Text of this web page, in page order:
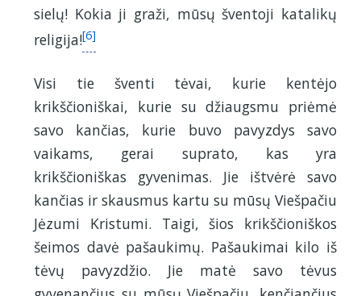
sielų! Kokia ji graži, mūsų šventoji katalikų
religija![6]
Visi tie šventi tėvai, kurie kentėjo
krikščioniškai, kurie su džiaugsmu priėmė
savo kančias, kurie buvo pavyzdys savo
vaikams, gerai suprato, kas yra
krikščioniškas gyvenimas. Jie ištvėrė savo
kančias ir skausmus kartu su mūsų Viešpačiu
Jėzumi Kristumi. Taigi, šios krikščioniškos
šeimos davė pašaukimų. Pašaukimai kilo iš
tėvų pavyzdžio. Jie matė savo tėvus